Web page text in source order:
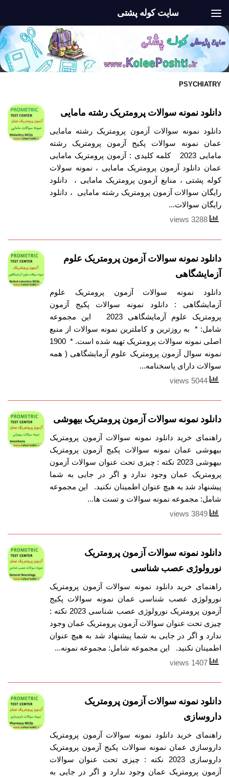
سایت کوله پشتی
PSYCHIATRY
دانلود نمونه سوالات پرومتریک رشته مامایی
دانلود نمونه سوالات آزمون پرومتریک رشته مامایی
عمان نمونه سوالات پکیج آزمون پرومتریک رشته
مامایی 2023 کلمه کلیدی : آزمون پرومتریک مامایی
عمان دانلود آزمون پرومتریک مامایی ، نمونه سولات
کوله پشتی ، منابع آزمون پرومتریک مامایی ، دانلود
رایگان سوالات آزمون پرومتریک رشته مامایی ، دانلود
رایگان سوالات...
دانلود نمونه سوالات آزمون پرومتریک علوم
آزمایشگاهی
دانلود نمونه سوالات آزمون پرومتریک علوم
آزمایشگاهی : دانلود نمونه سوالات پکیج آزمون
پرومتریک علوم آزمایشگاهی 2023 این مجموعه
شامل: * به روزترین و کاملترین نمونه سوالات از منبع
اصلی نمونه سوالات پرومتریک تهیه شده است. * 1900
نمونه سوال آزمون پرومتریک علوم آزمایشگاهی ( همه
سوالات دارای پاسخنامه...
دانلود نمونه سوالات آزمون پرومتریک بیهوشی
راهنمای خرید دانلود نمونه سوالات آزمون پرومتریک
بیهوشی عمان نمونه سوالات پکیج آزمون پرومتریک
بیهوشی 2023 نکته : چیزی تحت عنوان سوالات آزمون
پرومتریک عمان وجود ندارد و اگر در جایی به شما
پیشنهاد شد به هیچ عنوان اطمینان نکنید. این مجموعه
شامل: مجموعه نمونه سوالات و تست ها...
دانلود نمونه سوالات آزمون پرومتریک
نورولوژی عصب شناسی
راهنمای خرید دانلود نمونه سوالات آزمون پرومتریک
نورولوژی عصب شناسی عمان نمونه سوالات پکیج
آزمون پرومتریک نورولوژی عصب شناسی 2023 نکته :
چیزی تحت عنوان سوالات آزمون پرومتریک عمان وجود
ندارد و اگر در جایی به شما پیشنهاد شد به هیچ عنوان
اطمینان نکنید. این مجموعه شامل: مجموعه نمونه...
دانلود نمونه سوالات آزمون پرومتریک
داروسازی
راهنمای خرید دانلود نمونه سوالات آزمون پرومتریک
داروسازی عمان نمونه سوالات پکیج آزمون پرومتریک
داروسازی 2023 نکته : چیزی تحت عنوان سوالات
آزمون پرومتریک عمان وجود ندارد و اگر در جایی به